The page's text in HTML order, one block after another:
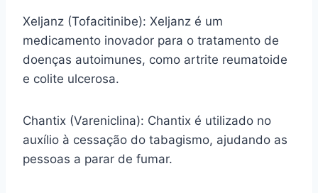
Xeljanz (Tofacitinibe): Xeljanz é um
medicamento inovador para o tratamento de
doenças autoimunes, como artrite reumatoide
e colite ulcerosa.
Chantix (Vareniclina): Chantix é utilizado no
auxílio à cessação do tabagismo, ajudando as
pessoas a parar de fumar.